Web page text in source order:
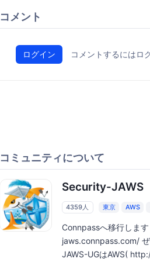
コメント
ログイン コメントするにはロ
コミュニティについて
Security-JAWS
4359人 東京 AWS
Connpassへ移行しま
jaws.connpass.com/ ぜ
JAWS-UGはAWS(